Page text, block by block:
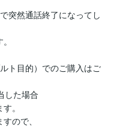
突然通話終了になってし
ト目的）でのご購入はご
した場合
。
ので、